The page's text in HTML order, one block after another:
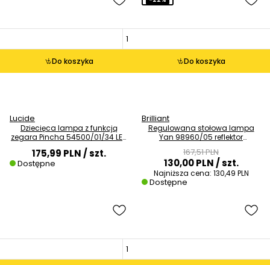
Do koszyka
Lucide
Dziecięca lampa z funkcją
zegara Pincha 54500/01/34 LED
1,5W 2100K żółta
175,99 PLN/ szt.
Dostępne
Do koszyka
Brilliant
Regulowana stołowa lampa
Yan 98960/05 reflektor
167,51 PLN
130,00 PLN/ szt.
Najniższa cena: 130,49 PLN
Dostępne